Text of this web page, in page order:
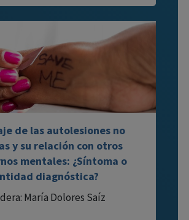
de las autolesiones no
y su relación con otros
mentales: ¿Síntoma o
diagnóstica?
María Dolores Saíz